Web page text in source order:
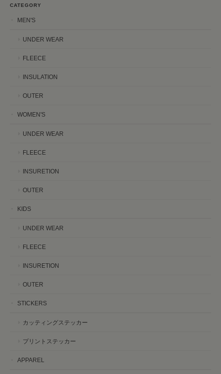
CATEGORY
MEN'S
UNDER WEAR
FLEECE
INSULATION
OUTER
WOMEN'S
UNDER WEAR
FLEECE
INSURETION
OUTER
KIDS
UNDER WEAR
FLEECE
INSURETION
OUTER
STICKERS
カッティングステッカー
プリントステッカー
APPAREL